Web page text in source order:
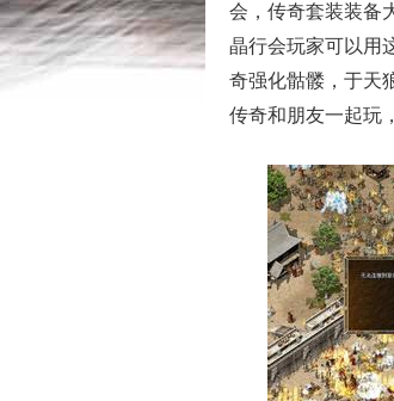
会，传奇套装装备
晶行会玩家可以用
奇强化骷髅，于天
传奇和朋友一起玩